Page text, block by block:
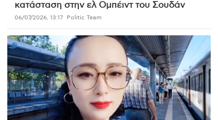
κατάσταση στην ελ Ομπέιντ του Σουδάν
06/07/2026, 13:17 Politic Team